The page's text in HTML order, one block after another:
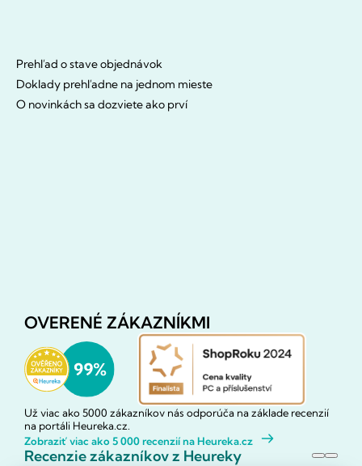
Prehľad o stave objednávok
Doklady prehľadne na jednom mieste
O novinkách sa dozviete ako prví
OVERENÉ ZÁKAZNÍKMI
Už viac ako 5000 zákazníkov nás odporúča na základe recenzií
na portáli Heureka.cz.
Zobraziť viac ako 5 000 recenzií na Heureka.cz
Recenzie zákazníkov z Heureky